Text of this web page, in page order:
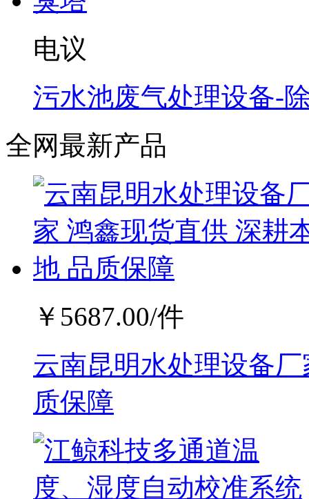
电议
污水池废气处理设备-
全网最新产品
￥ 5687.00/件
云南昆明水处理设备
质保障